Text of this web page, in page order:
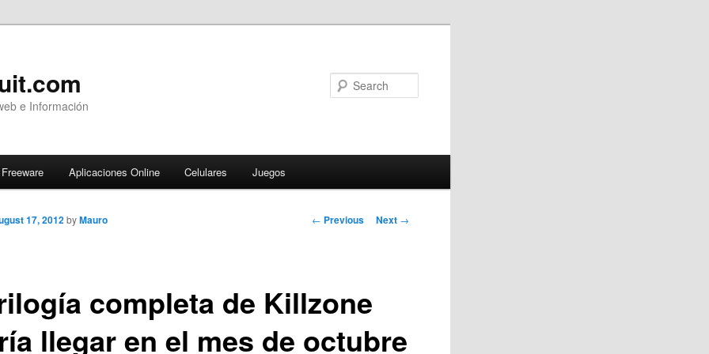
e Información
Freeware Aplicaciones Online Celulares Juegos
Post
← Previous Next →
completa de Killzone
llegar en el mes de octubre
17, 2012 byMauro